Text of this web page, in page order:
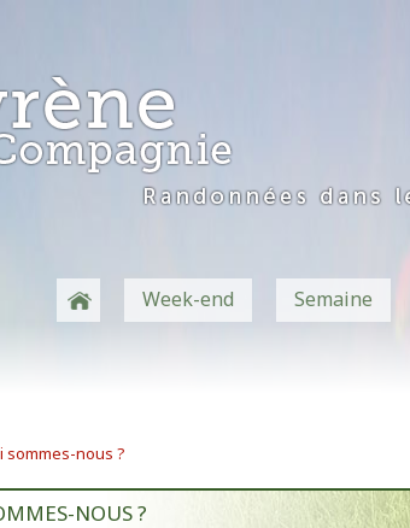
- Week-end Semaine
sommes-nous ?
NOUS ?